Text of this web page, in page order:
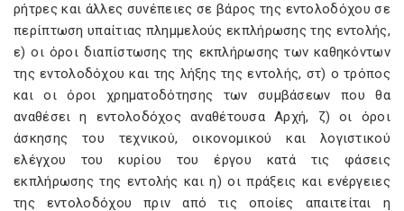
ρήτρες και άλλες συνέπειες σε βάρος της εντολοδόχου σε
περίπτωση υπαίτιας πλημμελούς εκπλήρωσης της εντολής,
ε) οι όροι διαπίστωσης της εκπλήρωσης των καθηκόντων
της εντολοδόχου και της λήξης της εντολής, στ) ο τρόπος
και οι όροι χρηματοδότησης των συμβάσεων που θα
αναθέσει η εντολοδόχος αναθέτουσα Αρχή, ζ) οι όροι
άσκησης του τεχνικού, οικονομικού και λογιστικού
ελέγχου του κυρίου του έργου κατά τις φάσεις
εκπλήρωσης της εντολής και η) οι πράξεις και ενέργειες
της εντολοδόχου πριν από τις οποίες απαιτείται η